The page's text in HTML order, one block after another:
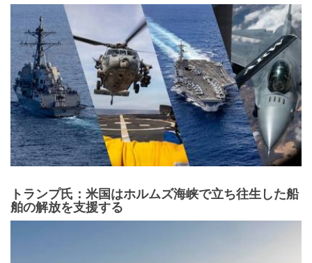
トランプ氏：米国はホルムズ海峡で立ち往生した船
舶の解放を支援する